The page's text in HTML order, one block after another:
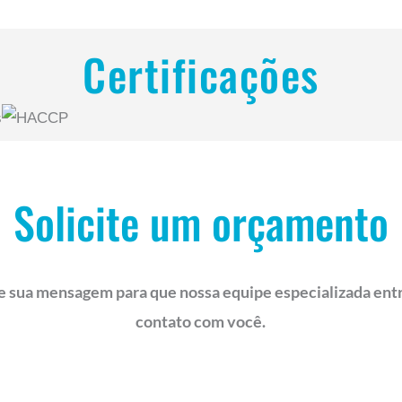
Certificações
Solicite um orçamento
sua mensagem para que nossa equipe especializada
contato com você.